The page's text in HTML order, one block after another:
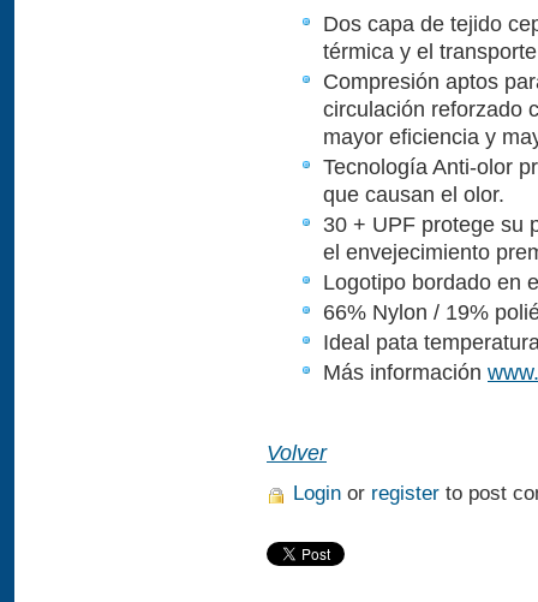
Dos capa de tejido
térmica y el
Compresión aptos
circulación reforzado
mayor eficiencia y
Tecnología Anti-olor
que causan el olor.
30 + UPF protege su
el envejecimiento
Logotipo bordado en
66% Nylon / 19%
Ideal pata
Más información
Volver
Login or register to post